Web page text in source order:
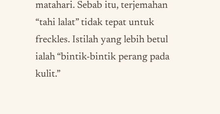
matahari. Sebab itu, terjemahan
“tahi lalat” tidak tepat untuk
freckles. Istilah yang lebih betul
ialah “bintik-bintik perang pada
kulit.”